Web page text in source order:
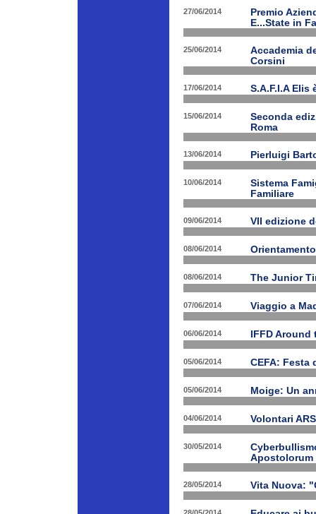
27/06/2014
Premio
E...State in
25/06/2014
Accademia
Corsini
17/06/2014 S.A.F.I.A Elis
15/06/2014
Seconda
Roma
13/06/2014 Pierluigi
10/06/2014
Sistema
Familiare
09/06/2014 VII edizione
08/06/2014
08/06/2014 The Junior
07/06/2014 Viaggio a
06/06/2014 IFFD
05/06/2014 CEFA: Festa
05/06/2014 Moige: Un
04/06/2014 Volontari
30/05/2014
Apostolorum
28/05/2014 Vita Nuova: